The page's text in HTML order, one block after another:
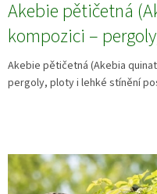
Akebie pětičetná
kompozici –
Akebie pětičetná (Akebia
pergoly, ploty i lehké stínění